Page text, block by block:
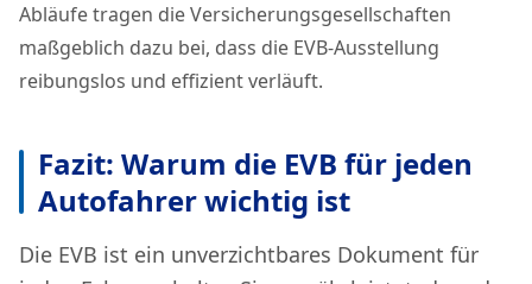
Abläufe tragen die Versicherungsgesellschaften
maßgeblich dazu bei, dass die EVB-Ausstellung
reibungslos und effizient verläuft.
Fazit: Warum die EVB für jeden
Autofahrer wichtig ist
Die EVB ist ein unverzichtbares Dokument für